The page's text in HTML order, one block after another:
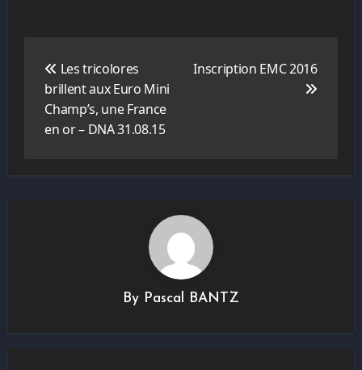
l’article
Les tricolores
brillent aux Euro Mini
Champ’s, une France
en or – DNA 31.08.15
Inscription EMC 2016
By Pascal BANTZ